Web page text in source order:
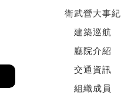
衛武營大事紀
建築巡航
廳院介紹
交通資訊
組織成員